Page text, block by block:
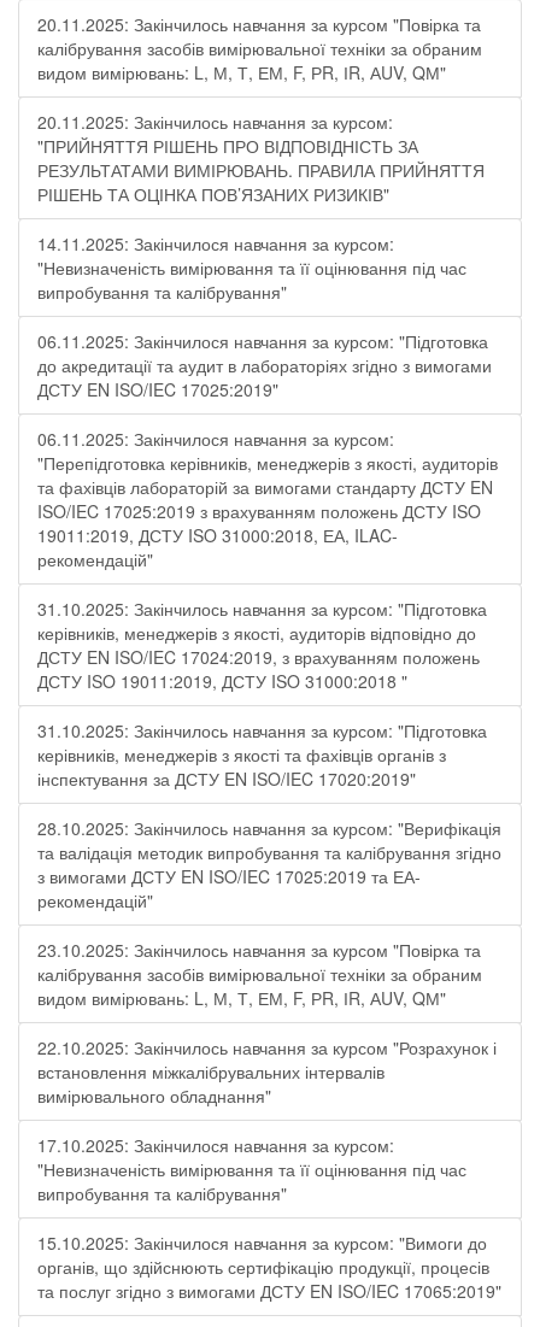
20.11.2025: Закінчилось навчання за курсом "Повірка та
калібрування засобів вимірювальної техніки за обраним
видом вимірювань: L, М, Т, ЕМ, F, РR, ІR, АUV, QМ"
20.11.2025: Закінчилось навчання за курсом:
"ПРИЙНЯТТЯ РІШЕНЬ ПРО ВІДПОВІДНІСТЬ ЗА
РЕЗУЛЬТАТАМИ ВИМІРЮВАНЬ. ПРАВИЛА ПРИЙНЯТТЯ
РІШЕНЬ ТА ОЦІНКА ПОВ’ЯЗАНИХ РИЗИКІВ"
14.11.2025: Закінчилося навчання за курсом:
"Невизначеність вимірювання та її оцінювання під час
випробування та калібрування"
06.11.2025: Закінчилося навчання за курсом: "Підготовка
до акредитації та аудит в лабораторіях згідно з вимогами
ДСТУ EN ISO/IEC 17025:2019"
06.11.2025: Закінчилося навчання за курсом:
"Перепідготовка керівників, менеджерів з якості, аудиторів
та фахівців лабораторій за вимогами стандарту ДСТУ EN
ISO/IEC 17025:2019 з врахуванням положень ДСТУ ISO
19011:2019, ДСТУ ISO 31000:2018, ЕА, ILAC-
рекомендацій"
31.10.2025: Закінчилось навчання за курсом: "Підготовка
керівників, менеджерів з якості, аудиторів відповідно до
ДСТУ EN ISO/IEC 17024:2019, з врахуванням положень
ДСТУ ISO 19011:2019, ДСТУ ISO 31000:2018 "
31.10.2025: Закінчилось навчання за курсом: "Підготовка
керівників, менеджерів з якості та фахівців органів з
інспектування за ДСТУ EN ISO/IEC 17020:2019"
28.10.2025: Закінчилось навчання за курсом: "Верифікація
та валідація методик випробування та калібрування згідно
з вимогами ДСТУ EN ISO/IEC 17025:2019 та ЕА-
рекомендацій"
23.10.2025: Закінчилось навчання за курсом "Повірка та
калібрування засобів вимірювальної техніки за обраним
видом вимірювань: L, М, Т, ЕМ, F, РR, ІR, АUV, QМ"
22.10.2025: Закінчилось навчання за курсом "Розрахунок і
встановлення міжкалібрувальних інтервалів
вимірювального обладнання"
17.10.2025: Закінчилося навчання за курсом:
"Невизначеність вимірювання та її оцінювання під час
випробування та калібрування"
15.10.2025: Закінчилося навчання за курсом: "Вимоги до
органів, що здійснюють сертифікацію продукції, процесів
та послуг згідно з вимогами ДСТУ EN ISO/IEC 17065:2019"